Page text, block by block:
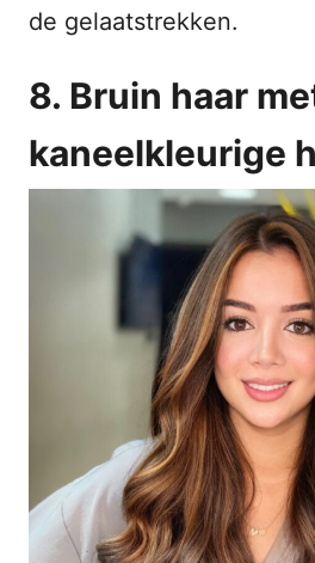
de gelaatstrekken.
8. Bruin haar
kaneelkleurige